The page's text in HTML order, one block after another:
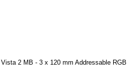
2 MB - 3 x 120 mm Addressable RGB